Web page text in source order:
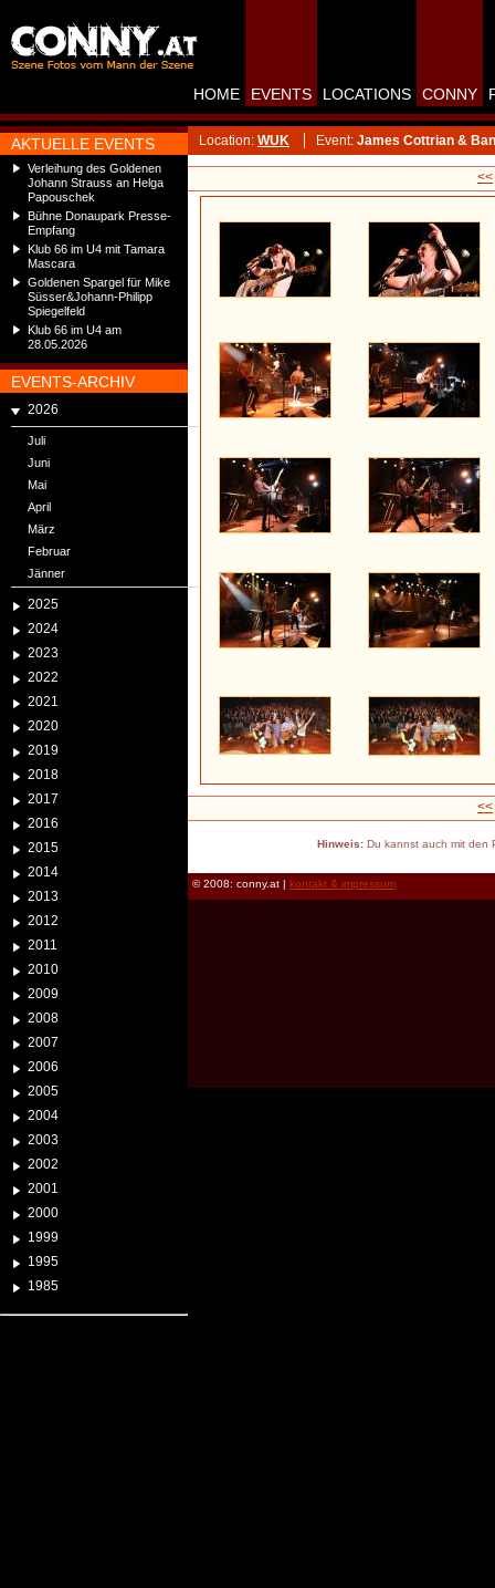
AKTUELLE EVENTS
Verleihung des Goldenen
Johann Strauss an Helga
Papouschek
Bühne Donaupark Presse-
Empfang
Klub 66 im U4 mit Tamara
Mascara
Goldenen Spargel für Mike
Süsser&Johann-Philipp
Spiegelfeld
Klub 66 im U4 am
28.05.2026
EVENTS-ARCHIV
2026
Juli
Juni
Mai
April
März
Februar
Jänner
2025
2024
2023
2022
2021
2020
2019
2018
2017
2016
2015
2014
2013
2012
2011
2010
2009
2008
2007
2006
2005
2004
2003
2002
2001
2000
1999
1995
1985
HOME EVENTS LOCATIONS CONNY
Location: WUK Event: James Cottrian &
<<
<<
Hinweis:Du kannst auch mit den
© 2008: conny.at | kontakt & impressum